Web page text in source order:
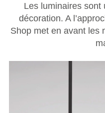
Les luminaires sont
décoration. A
Shop met en avant les